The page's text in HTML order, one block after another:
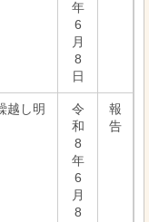
年
6
月
8
日
越し明
令
和
8
年
6
月
8
報
告